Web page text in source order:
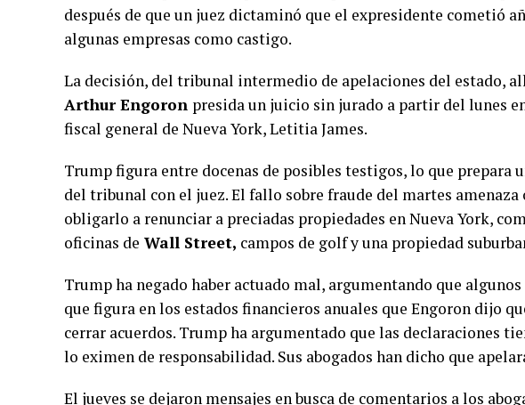
después de que un juez dictaminó que el expresidente cometió
algunas empresas como castigo.
La decisión, del tribunal intermedio de apelaciones del estado,
Arthur Engoron presida un juicio sin jurado a partir del lunes
fiscal general de Nueva York, Letitia James.
Trump figura entre docenas de posibles testigos, lo que prepara
del tribunal con el juez. El fallo sobre fraude del martes
obligarlo a renunciar a preciadas propiedades en Nueva York,
oficinas de Wall Street, campos de golf y una propiedad
Trump ha negado haber actuado mal, argumentando que
que figura en los estados financieros anuales que Engoron dijo
cerrar acuerdos. Trump ha argumentado que las declaraciones
lo eximen de responsabilidad. Sus abogados han dicho que
El jueves se dejaron mensajes en busca de comentarios a los